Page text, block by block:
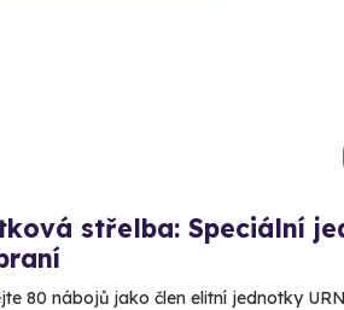
střelba: Speciální
80 nábojů jako člen elitní jednotky